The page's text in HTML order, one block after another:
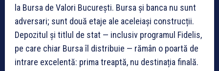
la Bursa de Valori București. Bursa și banca nu sunt
adversari; sunt două etaje ale aceleiași construcții.
Depozitul și titlul de stat — inclusiv programul Fidelis,
pe care chiar Bursa îl distribuie — rămân o poartă de
intrare excelentă: prima treaptă, nu destinația finală.